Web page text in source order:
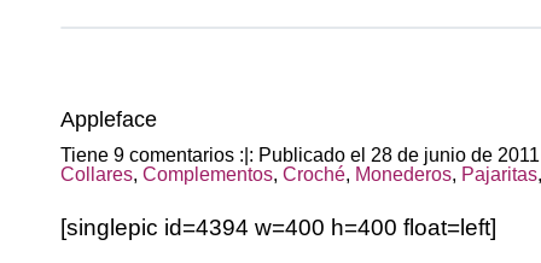
Appleface
Tiene 9 comentarios :|: Publicado el 28 de junio de
Collares, Complementos, Croché, Monederos, Pajaritas
[singlepic id=4394 w=400 h=400 float=left]